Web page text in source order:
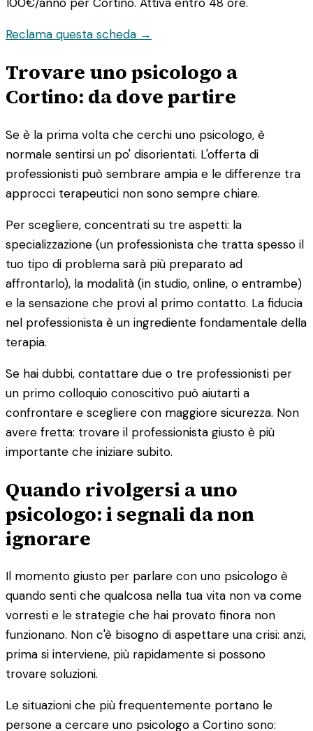
Reclama questa scheda →
Trovare uno psicologo a
Cortino: da dove partire
Se è la prima volta che cerchi uno psicologo, è
normale sentirsi un po' disorientati. L'offerta di
professionisti può sembrare ampia e le differenze tra
approcci terapeutici non sono sempre chiare.
Per scegliere, concentrati su tre aspetti: la
specializzazione (un professionista che tratta spesso il
tuo tipo di problema sarà più preparato ad
affrontarlo), la modalità (in studio, online, o entrambe)
e la sensazione che provi al primo contatto. La fiducia
nel professionista è un ingrediente fondamentale della
terapia.
Se hai dubbi, contattare due o tre professionisti per
un primo colloquio conoscitivo può aiutarti a
confrontare e scegliere con maggiore sicurezza. Non
avere fretta: trovare il professionista giusto è più
importante che iniziare subito.
Quando rivolgersi a uno
psicologo: i segnali da non
ignorare
Il momento giusto per parlare con uno psicologo è
quando senti che qualcosa nella tua vita non va come
vorresti e le strategie che hai provato finora non
funzionano. Non c'è bisogno di aspettare una crisi: anzi,
prima si interviene, più rapidamente si possono
trovare soluzioni.
Le situazioni che più frequentemente portano le
persone a cercare uno psicologo a Cortino sono: